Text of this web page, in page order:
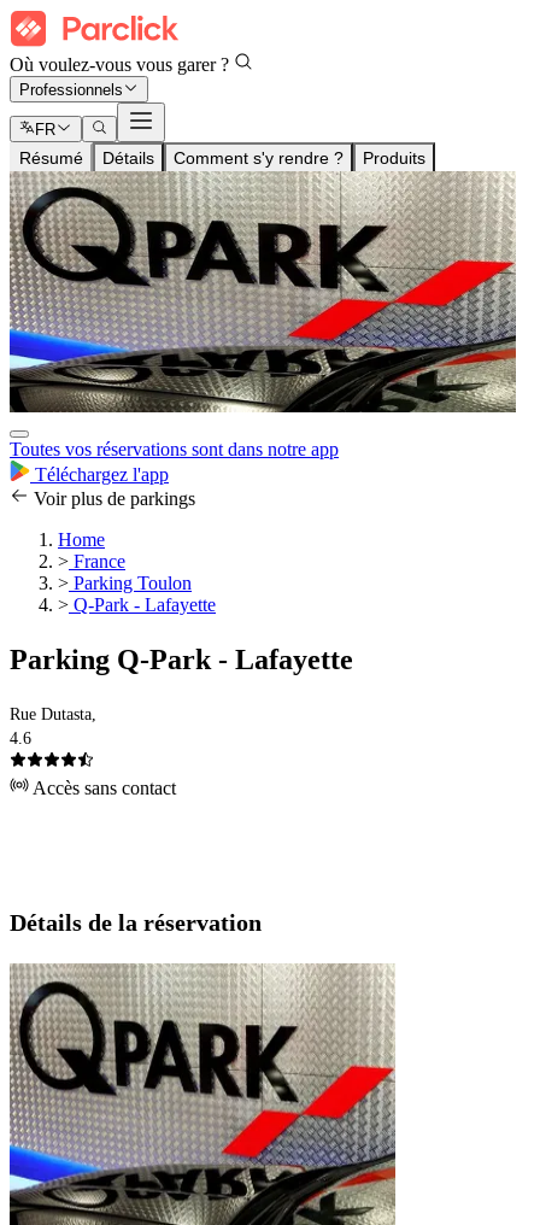
Où voulez-vous vous garer ?
Professionnels
FR
Résumé Détails Comment s'y rendre ? Produits
Toutes vos réservations sont dans notre app
Téléchargez l'app
Voir plus de parkings
Home
> France
> Parking Toulon
> Q-Park - Lafayette
Parking Q-Park - Lafayette
Rue Dutasta,
4.6
Accès sans contact
Détails de la réservation